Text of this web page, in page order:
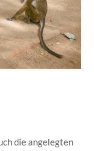
die angelegten